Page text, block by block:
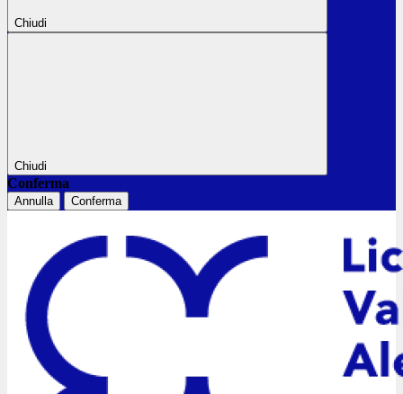
Chiudi
Chiudi
Conferma
Annulla Conferma